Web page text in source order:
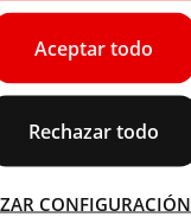
Aceptar todo
Rechazar todo
CONFIGURACIÓN